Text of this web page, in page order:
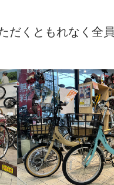
だくともれなく全